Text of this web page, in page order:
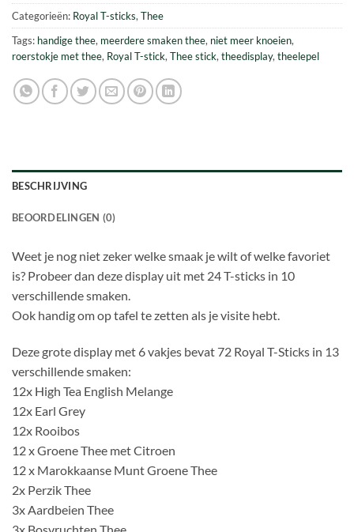
Categorieën: Royal T-sticks, Thee
Tags: handige thee, meerdere smaken thee, niet meer knoeien,
roerstokje met thee, Royal T-stick, Thee stick, theedisplay, theelepel
BESCHRIJVING
BEOORDELINGEN (0)
Weet je nog niet zeker welke smaak je wilt of welke favoriet
is? Probeer dan deze display uit met 24 T-sticks in 10
verschillende smaken.
Ook handig om op tafel te zetten als je visite hebt.
Deze grote display met 6 vakjes bevat 72 Royal T-Sticks in 13
verschillende smaken:
12x High Tea English Melange
12x Earl Grey
12x Rooibos
12 x Groene Thee met Citroen
12 x Marokkaanse Munt Groene Thee
2x Perzik Thee
3x Aardbeien Thee